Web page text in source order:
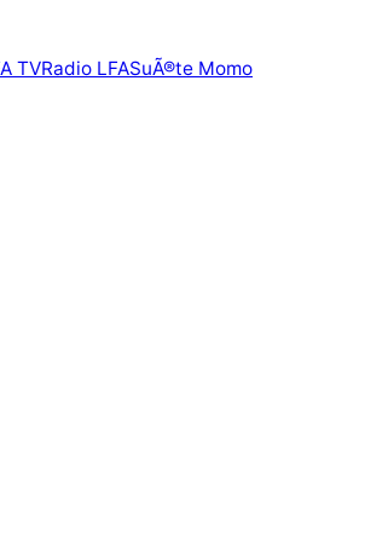
TVRadio LFASuÃ®te Momo